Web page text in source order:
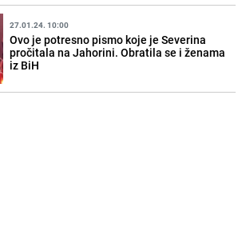
27.01.24. 10:00
Ovo je potresno pismo koje je Severina
pročitala na Jahorini. Obratila se i ženama
iz BiH